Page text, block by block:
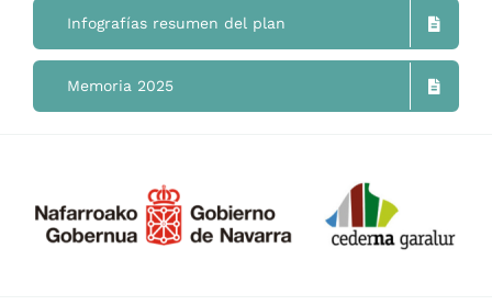
El Centro
La Comunidad
Actualidad
Infografías resumen del plan
Memoria 2025